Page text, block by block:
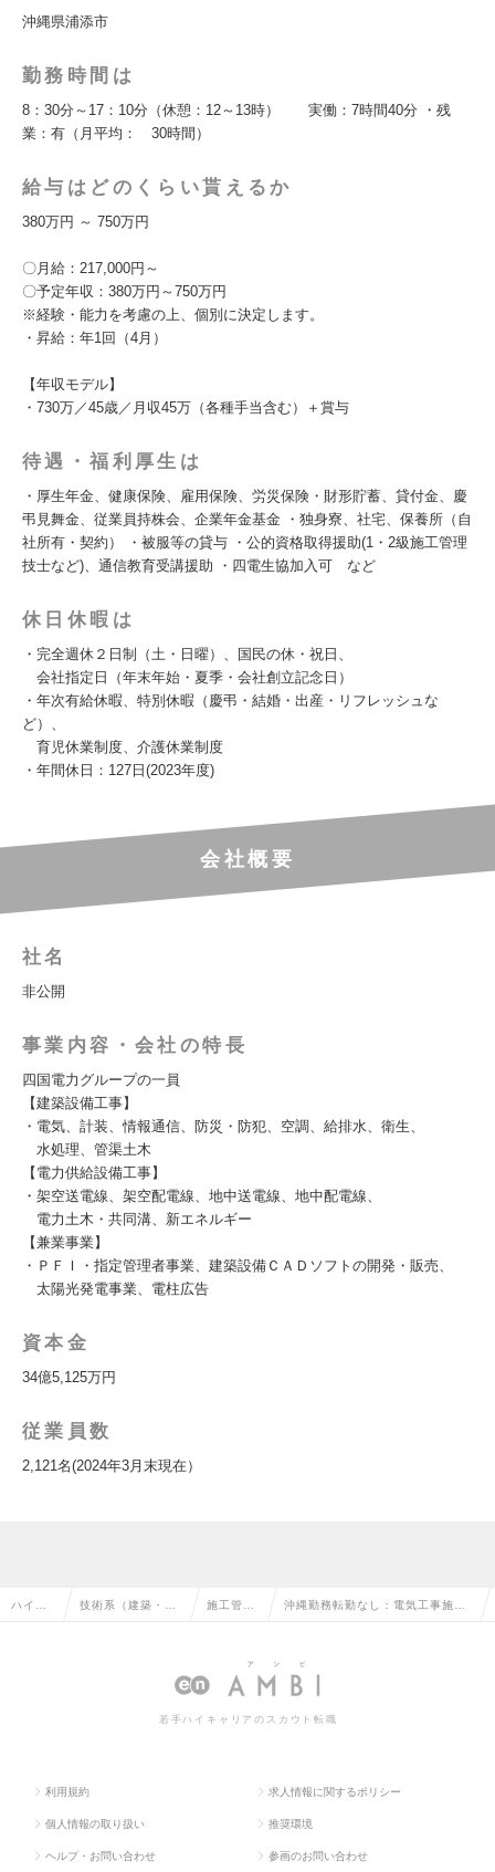
沖縄県浦添市
勤務時間は
8：30分～17：10分（休憩：12～13時） 実働：7時間40分 ・残
業：有（月平均： 30時間）
給与はどのくらい貰えるか
380万円 ～ 750万円
〇月給：217,000円～
〇予定年収：380万円～750万円
※経験・能力を考慮の上、個別に決定します。
・昇給：年1回（4月）
【年収モデル】
・730万／45歳／月収45万（各種手当含む）＋賞与
待遇・福利厚生は
・厚生年金、健康保険、雇用保険、労災保険・財形貯蓄、貸付金、慶
弔見舞金、従業員持株会、企業年金基金 ・独身寮、社宅、保養所（自
社所有・契約） ・被服等の貸与 ・公的資格取得援助(1・2級施工管理
技士など)、通信教育受講援助 ・四電生協加入可 など
休日休暇は
・完全週休２日制（土・日曜）、国民の休・祝日、
会社指定日（年末年始・夏季・会社創立記念日）
・年次有給休暇、特別休暇（慶弔・結婚・出産・リフレッシュな
ど）、
育児休業制度、介護休業制度
・年間休日：127日(2023年度)
会社概要
社名
非公開
事業内容・会社の特長
四国電力グループの一員
【建築設備工事】
・電気、計装、情報通信、防災・防犯、空調、給排水、衛生、
水処理、管渠土木
【電力供給設備工事】
・架空送電線、架空配電線、地中送電線、地中配電線、
電力土木・共同溝、新エネルギー
【兼業事業】
・ＰＦＩ・指定管理者事業、建築設備ＣＡＤソフトの開発・販売、
太陽光発電事業、電柱広告
資本金
34億5,125万円
従業員数
2,121名(2024年3月末現在）
ハイク 技術系（建築・設 施工管理
の転職
沖縄勤務転勤なし：電気工事施工
有者）の求人情報
若手ハイキャリアのスカウト転職
利用規約 求人情報に関するポリシー
個人情報の取り扱い 推奨環境
ヘルプ・お問い合わせ 参画のお問い合わせ